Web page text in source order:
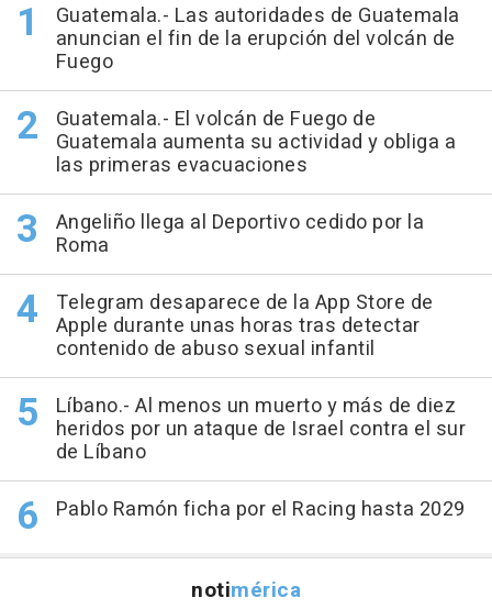
Guatemala.- Las autoridades de Guatemala
anuncian el fin de la erupción del volcán de
Fuego
Guatemala.- El volcán de Fuego de
Guatemala aumenta su actividad y obliga a
las primeras evacuaciones
Angeliño llega al Deportivo cedido por la
Roma
Telegram desaparece de la App Store de
Apple durante unas horas tras detectar
contenido de abuso sexual infantil
Líbano.- Al menos un muerto y más de diez
heridos por un ataque de Israel contra el sur
de Líbano
Pablo Ramón ficha por el Racing hasta 2029
notimérica